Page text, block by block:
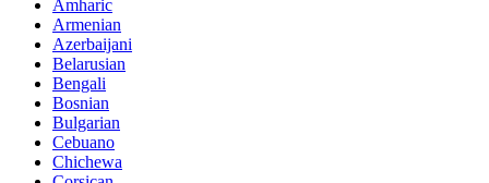
Amharic
Armenian
Azerbaijani
Belarusian
Bengali
Bosnian
Bulgarian
Cebuano
Chichewa